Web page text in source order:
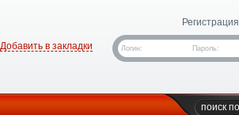
Регистрация
Логин: Пароль:
Добавить в закладки